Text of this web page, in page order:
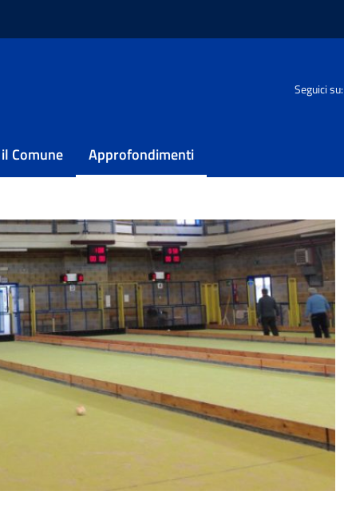
Seguici su:
Comune Approfondimenti
nel Comune di Pescara